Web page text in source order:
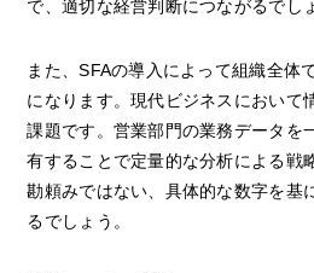
で、適切な経営判断につながるでし
また、SFAの導入によって組織全体
になります。現代ビジネスにおいて
課題です。営業部門の業務データを
有することで定量的な分析による戦
勘頼みではない、具体的な数字を基
るでしょう。